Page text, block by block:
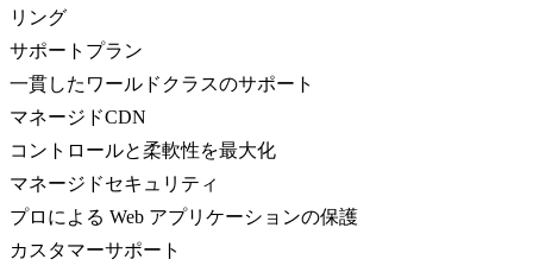
リング
サポートプラン
一貫したワールドクラスのサポート
マネージドCDN
コントロールと柔軟性を最大化
マネージドセキュリティ
プロによる Web アプリケーションの保護
カスタマーサポート